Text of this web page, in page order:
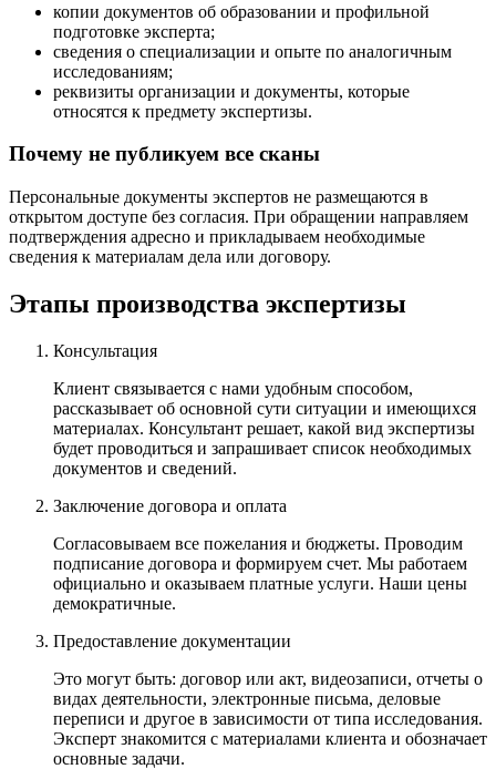
копии документов об образовании и профильной
подготовке эксперта;
сведения о специализации и опыте по аналогичным
исследованиям;
реквизиты организации и документы, которые
относятся к предмету экспертизы.
Почему не публикуем все сканы
Персональные документы экспертов не размещаются в
открытом доступе без согласия. При обращении направляем
подтверждения адресно и прикладываем необходимые
сведения к материалам дела или договору.
Этапы производства экспертизы
Консультация
Клиент связывается с нами удобным способом,
рассказывает об основной сути ситуации и имеющихся
материалах. Консультант решает, какой вид экспертизы
будет проводиться и запрашивает список необходимых
документов и сведений.
Заключение договора и оплата
Согласовываем все пожелания и бюджеты. Проводим
подписание договора и формируем счет. Мы работаем
официально и оказываем платные услуги. Наши цены
демократичные.
Предоставление документации
Это могут быть: договор или акт, видеозаписи, отчеты о
видах деятельности, электронные письма, деловые
переписи и другое в зависимости от типа исследования.
Эксперт знакомится с материалами клиента и обозначает
основные задачи.